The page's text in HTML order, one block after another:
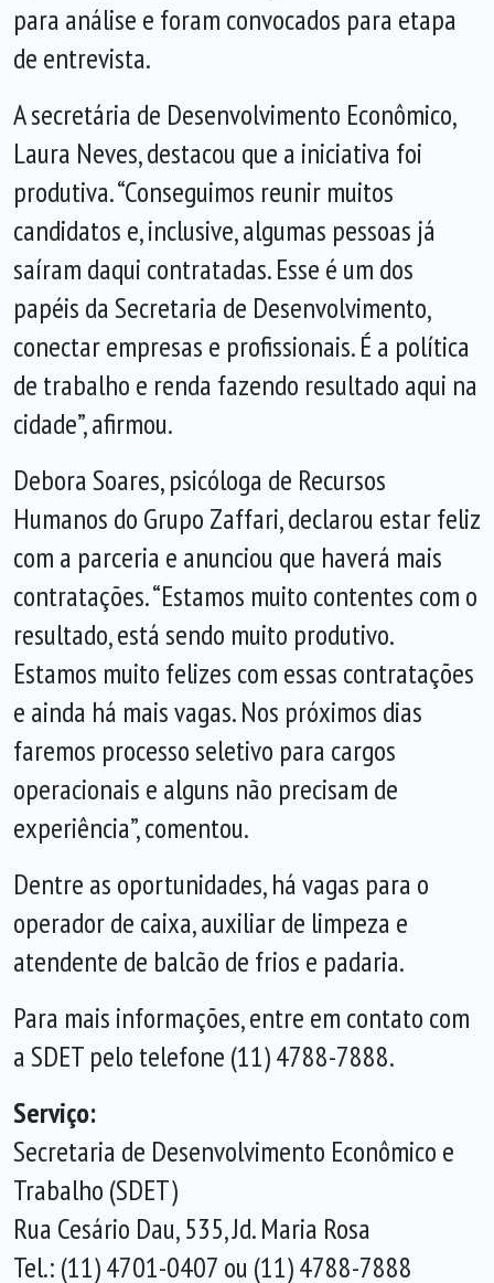
para análise e foram convocados para etapa
de entrevista.
A secretária de Desenvolvimento Econômico,
Laura Neves, destacou que a iniciativa foi
produtiva. “Conseguimos reunir muitos
candidatos e, inclusive, algumas pessoas já
saíram daqui contratadas. Esse é um dos
papéis da Secretaria de Desenvolvimento,
conectar empresas e profissionais. É a política
de trabalho e renda fazendo resultado aqui na
cidade”, afirmou.
Debora Soares, psicóloga de Recursos
Humanos do Grupo Zaffari, declarou estar feliz
com a parceria e anunciou que haverá mais
contratações. “Estamos muito contentes com o
resultado, está sendo muito produtivo.
Estamos muito felizes com essas contratações
e ainda há mais vagas. Nos próximos dias
faremos processo seletivo para cargos
operacionais e alguns não precisam de
experiência”, comentou.
Dentre as oportunidades, há vagas para o
operador de caixa, auxiliar de limpeza e
atendente de balcão de frios e padaria.
Para mais informações, entre em contato com
a SDET pelo telefone (11) 4788-7888.
Serviço:
Secretaria de Desenvolvimento Econômico e
Trabalho (SDET)
Rua Cesário Dau, 535, Jd. Maria Rosa
Tel.: (11) 4701-0407 ou (11) 4788-7888